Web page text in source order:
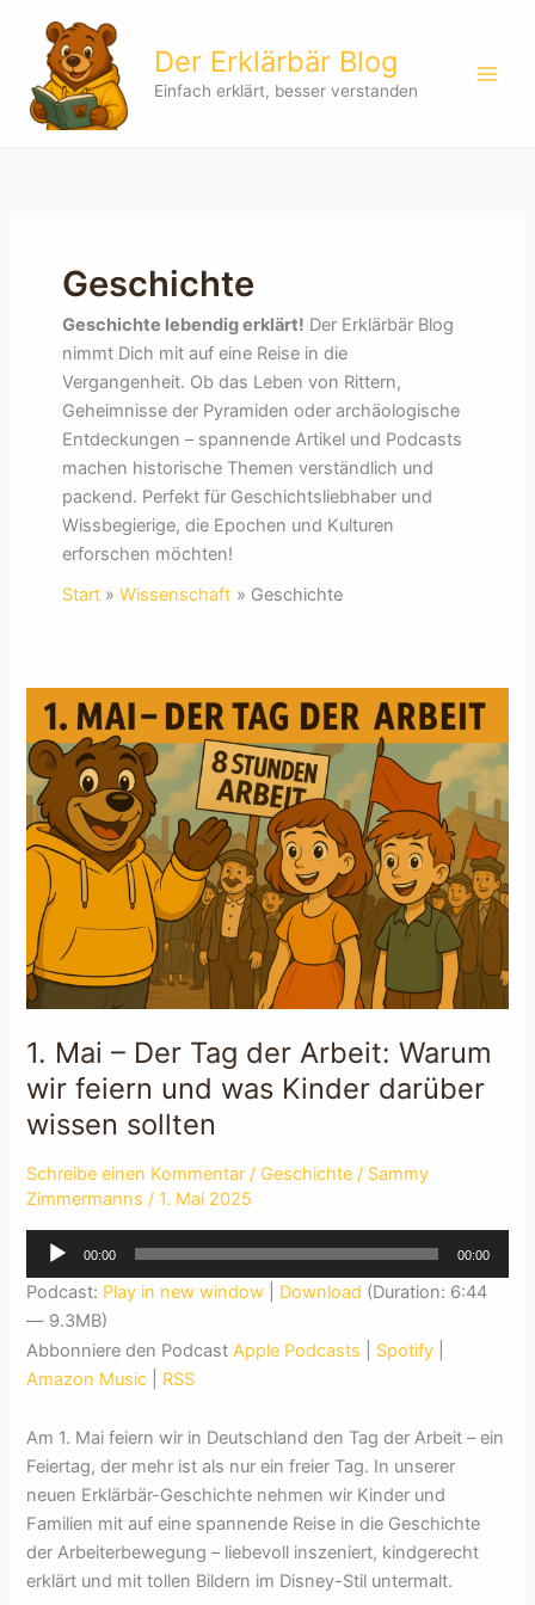
springen
Der Erklärbär Blog
Einfach erklärt, besser verstanden
Geschichte
Geschichte lebendig erklärt! Der Erklärbär Blog
nimmt Dich mit auf eine Reise in die
Vergangenheit. Ob das Leben von Rittern,
Geheimnisse der Pyramiden oder archäologische
Entdeckungen – spannende Artikel und Podcasts
machen historische Themen verständlich und
packend. Perfekt für Geschichtsliebhaber und
Wissbegierige, die Epochen und Kulturen
erforschen möchten!
Start
Wissenschaft Geschichte
1. Mai – Der Tag der Arbeit: Warum
wir feiern und was Kinder darüber
wissen sollten
Schreibe einen Kommentar / Geschichte / Sammy
Zimmermanns/ 1. Mai 2025
Audio-
00:00 00:00
Podcast: Play in new window Download (Duration: 6:44
— 9.3MB)
Abbonniere den PodcastApple Podcasts Spotify
Amazon Music
RSS
Am 1. Mai feiern wir in Deutschland den Tag der Arbeit – ein
Feiertag, der mehr ist als nur ein freier Tag. In unserer
neuen Erklärbär-Geschichte nehmen wir Kinder und
Familien mit auf eine spannende Reise in die Geschichte
der Arbeiterbewegung – liebevoll inszeniert, kindgerecht
erklärt und mit tollen Bildern im Disney-Stil untermalt.